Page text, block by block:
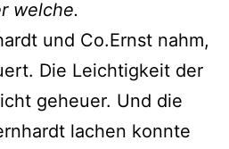
welche.
und Co.Ernst nahm,
Die Leichtigkeit der
geheuer. Und die
lachen konnte